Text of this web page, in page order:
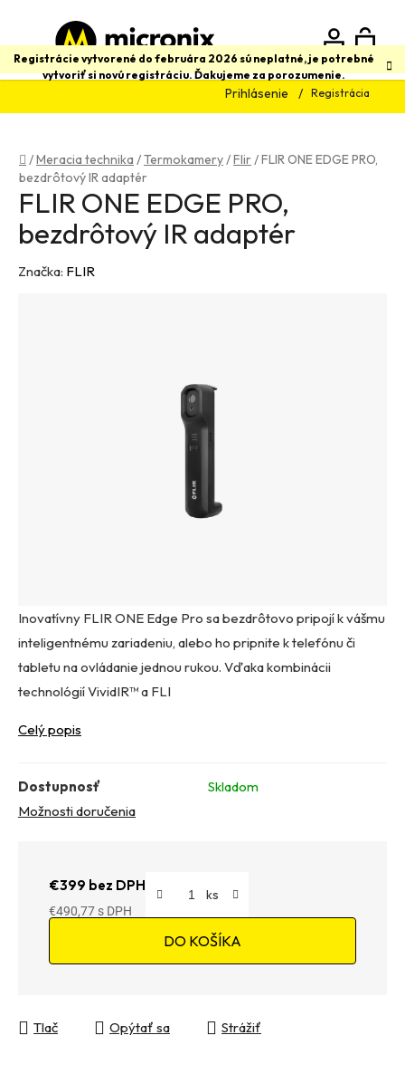
obsah
Registrácie vytvorené do februára 2026 sú neplatné, je potrebné
vytvoriť si novú registráciu. Ďakujeme za porozumenie.
Prihlásenie Registrácia
Hľadať
Domov
/Meracia technika /Termokamery/Flir/FLIR ONE EDGE PRO,
bezdrôtový IR adaptér
Inovatívny FLIR ONE Edge Pro sa bezdrôtovo pripojí k vášmu
inteligentnému zariadeniu, alebo ho pripnite k telefónu či
tabletu na ovládanie jednou rukou. Vďaka kombinácii
technológií VividIR™ a FLI
Celý popis
Dostupnosť
Skladom
Možnosti doručenia
€399 bez DPH
€490,77
DO KOŠÍKA
Tlač Opýtať sa Strážiť
FLIR ONE EDGE PRO,
bezdrôtový IR adaptér
Značka: FLIR